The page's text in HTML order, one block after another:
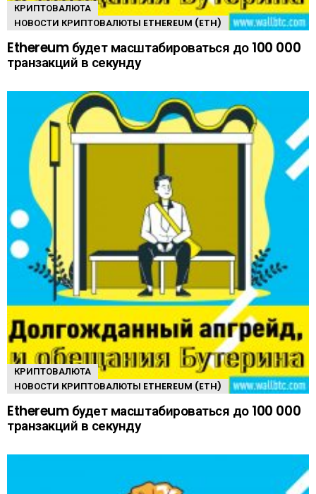
КРИПТОВАЛЮТА
НОВОСТИ КРИПТОВАЛЮТЫ ETHEREUM (ETH)
Ethereum будет масштабироваться до 100 000
транзакций в секунду
КРИПТОВАЛЮТА
НОВОСТИ КРИПТОВАЛЮТЫ ETHEREUM (ETH)
Ethereum будет масштабироваться до 100 000
транзакций в секунду